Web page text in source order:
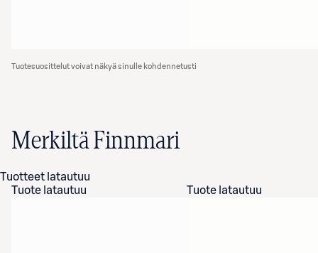
Tuotesuosittelut voivat näkyä sinulle kohdennetusti
Merkiltä Finnmari
Tuotteet latautuu
Tuote latautuu
Tuote latautuu